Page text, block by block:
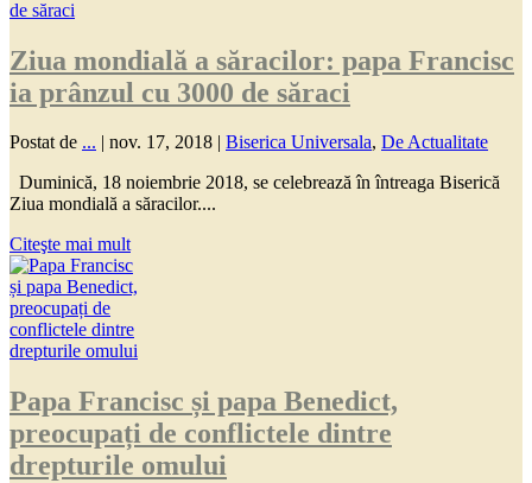
Ziua mondială a săracilor: papa Francisc
ia prânzul cu 3000 de săraci
Postat de ... | nov. 17, 2018 | Biserica Universala, De Actualitate
Duminică, 18 noiembrie 2018, se celebrează în întreaga Biserică
Ziua mondială a săracilor....
Citeşte mai mult
Papa Francisc și papa Benedict,
preocupați de conflictele dintre
drepturile omului